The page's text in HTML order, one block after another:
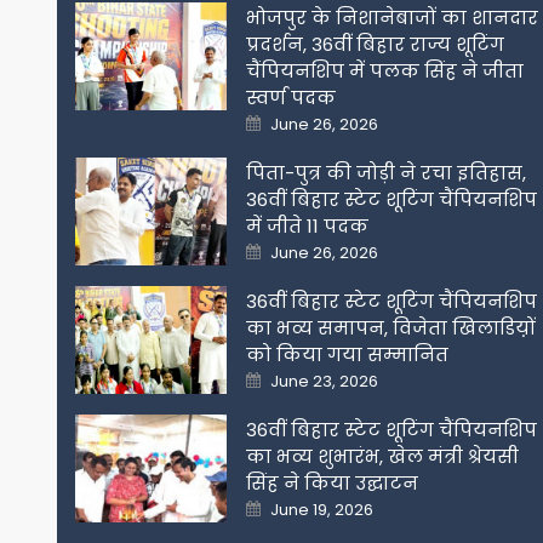
भोजपुर के निशानेबाजों का शानदार
प्रदर्शन, 36वीं बिहार राज्य शूटिंग
चैंपियनशिप में पलक सिंह ने जीता
स्वर्ण पदक
Posted
on
June 26, 2026
पिता-पुत्र की जोड़ी ने रचा इतिहास,
36वीं बिहार स्टेट शूटिंग चैंपियनशिप
में जीते 11 पदक
Posted
on
June 26, 2026
36वीं बिहार स्टेट शूटिंग चैंपियनशिप
का भव्य समापन, विजेता खिलाडिय़ों
को किया गया सम्मानित
Posted
on
June 23, 2026
36वीं बिहार स्टेट शूटिंग चैंपियनशिप
का भव्य शुभारंभ, खेल मंत्री श्रेयसी
सिंह ने किया उद्घाटन
Posted
on
June 19, 2026